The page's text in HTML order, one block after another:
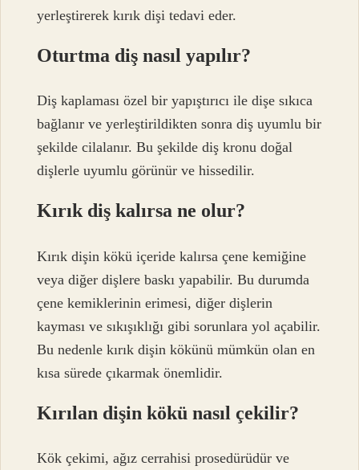
yerleştirerek kırık dişi tedavi eder.
Oturtma diş nasıl yapılır?
Diş kaplaması özel bir yapıştırıcı ile dişe sıkıca
bağlanır ve yerleştirildikten sonra diş uyumlu bir
şekilde cilalanır. Bu şekilde diş kronu doğal
dişlerle uyumlu görünür ve hissedilir.
Kırık diş kalırsa ne olur?
Kırık dişin kökü içeride kalırsa çene kemiğine
veya diğer dişlere baskı yapabilir. Bu durumda
çene kemiklerinin erimesi, diğer dişlerin
kayması ve sıkışıklığı gibi sorunlara yol açabilir.
Bu nedenle kırık dişin kökünü mümkün olan en
kısa sürede çıkarmak önemlidir.
Kırılan dişin kökü nasıl çekilir?
Kök çekimi, ağız cerrahisi prosedürüdür ve